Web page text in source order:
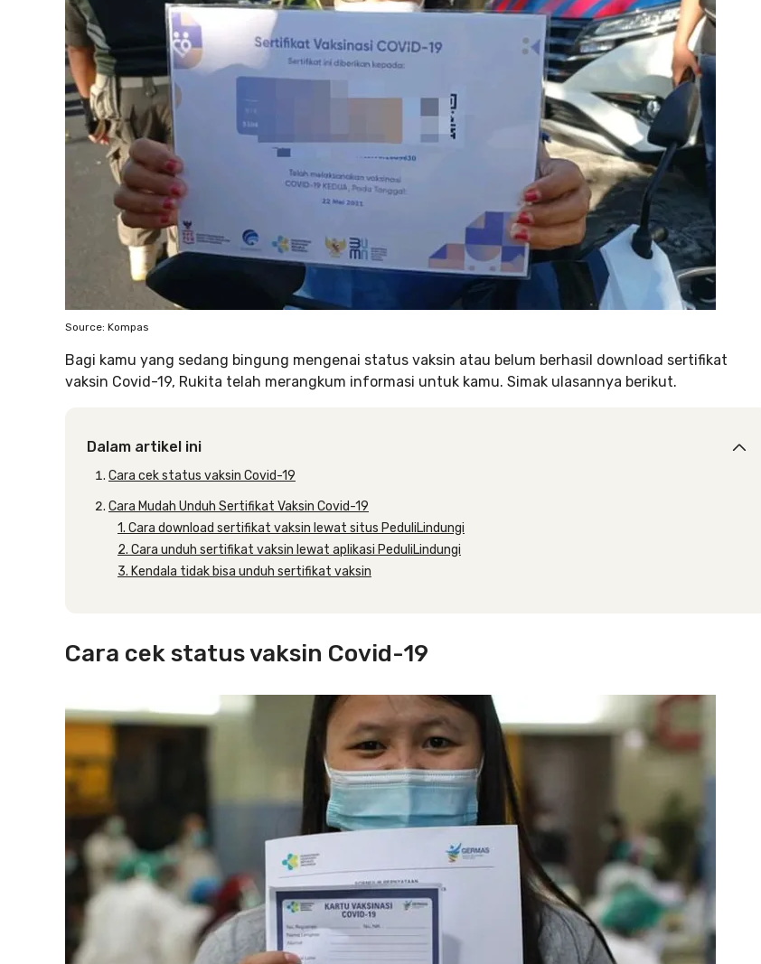
Source: Kompas
Bagi kamu yang sedang bingung mengenai status vaksin atau belum berhasil download sertifikat
vaksin Covid-19, Rukita telah merangkum informasi untuk kamu. Simak ulasannya berikut.
Dalam artikel ini
Cara cek status vaksin Covid-19
Cara Mudah Unduh Sertifikat Vaksin Covid-19
1. Cara download sertifikat vaksin lewat situs PeduliLindungi
2. Cara unduh sertifikat vaksin lewat aplikasi PeduliLindungi
3. Kendala tidak bisa unduh sertifikat vaksin
Cara cek status vaksin Covid-19